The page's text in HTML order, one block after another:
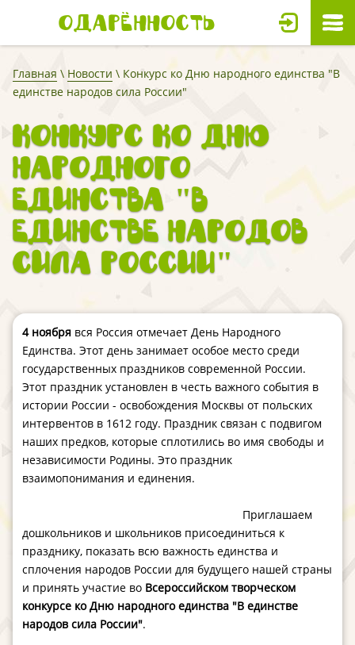
Одарённость
Главная \ Новости \ Конкурс ко Дню народного единства "В
единстве народов сила России"
Конкурс ко Дню
народного
единства "В
единстве народов
сила России"
4 ноября вся Россия отмечает День Народного
Единства. Этот день занимает особое место среди
государственных праздников современной России.
Этот праздник установлен в честь важного события в
истории России - освобождения Москвы от польских
интервентов в 1612 году. Праздник связан с подвигом
наших предков, которые сплотились во имя свободы и
независимости Родины. Это праздник
взаимопонимания и единения.
Приглашаем
дошкольников и школьников присоединиться к
празднику, показать всю важность единства и
сплочения народов России для будущего нашей страны
и принять участие во Всероссийском творческом
конкурсе ко Дню народного единства "В единстве
народов сила России".